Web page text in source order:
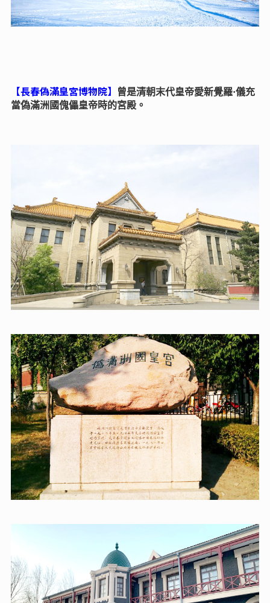
【長春偽滿皇宮博物院】
曾是清朝末代皇帝愛新覺羅·儀充
當偽滿洲國傀儡皇帝時的宮殿。